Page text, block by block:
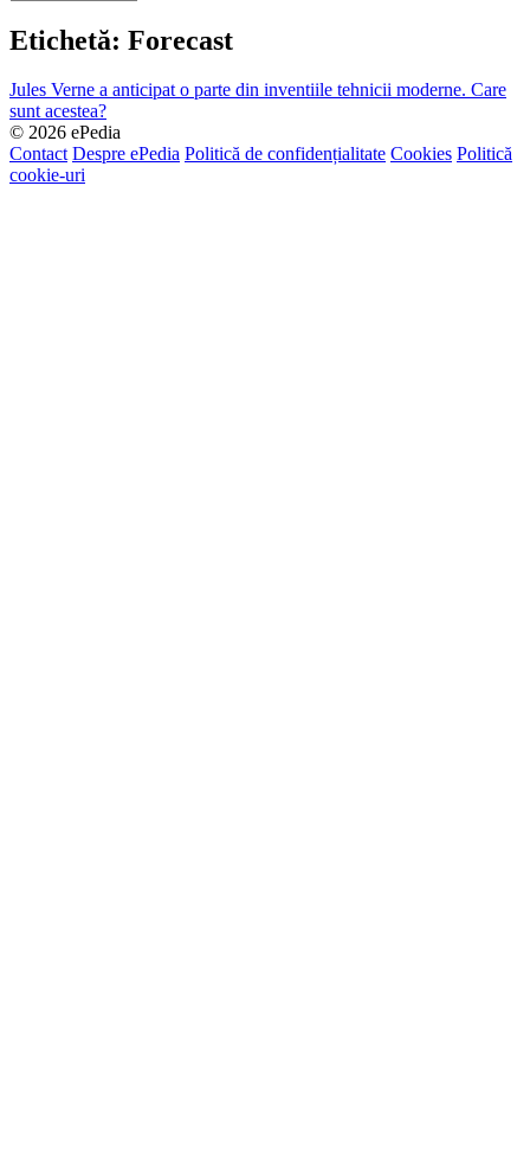
Etichetă: Forecast
Jules Verne a anticipat o parte din inventiile tehnicii moderne. Care
sunt acestea?
© 2026 ePedia
Contact Despre ePedia Politică de confidențialitate Cookies Politică
cookie-uri